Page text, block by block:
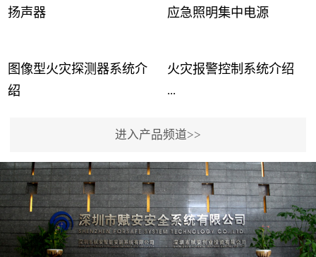
扬声器 应急照明集中电源
图像型火灾探测器系统介
绍
...
事故频发，传统的火灾探
测方法已无法满足要求。
尤其是目前众多的大型影
剧院、会议展览中心、体
育馆、大型仓库和隧道空
火灾报警控制系统介绍
...
用了具有仲裁机制和冗余
校验的总线传输技术、线
路状态检测与保护技术、
后向光电感烟探测技术、
高可靠的系统抗干扰技术
进入产品频道>>